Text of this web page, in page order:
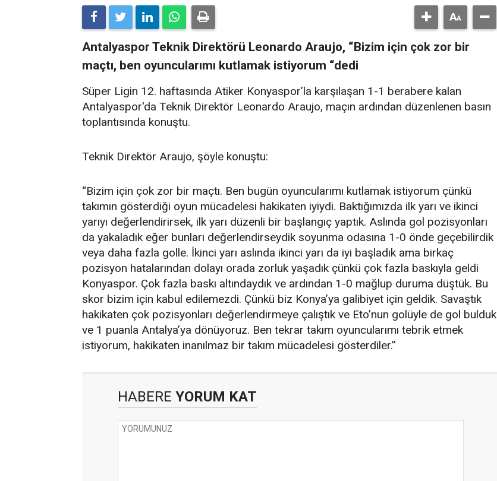
Antalyaspor Teknik Direktörü Leonardo Araujo, “Bizim için çok zor bir
maçtı, ben oyuncularımı kutlamak istiyorum “dedi
Süper Ligin 12. haftasında Atiker Konyaspor’la karşılaşan 1-1 berabere kalan
Antalyaspor'da Teknik Direktör Leonardo Araujo, maçın ardından düzenlenen basın
toplantısında konuştu.
Teknik Direktör Araujo, şöyle konuştu:
“Bizim için çok zor bir maçtı. Ben bugün oyuncularımı kutlamak istiyorum çünkü
takımın gösterdiği oyun mücadelesi hakikaten iyiydi. Baktığımızda ilk yarı ve ikinci
yarıyı değerlendirirsek, ilk yarı düzenli bir başlangıç yaptık. Aslında gol pozisyonları
da yakaladık eğer bunları değerlendirseydik soyunma odasına 1-0 önde geçebilirdik
veya daha fazla golle. İkinci yarı aslında ikinci yarı da iyi başladık ama birkaç
pozisyon hatalarından dolayı orada zorluk yaşadık çünkü çok fazla baskıyla geldi
Konyaspor. Çok fazla baskı altındaydık ve ardından 1-0 mağlup duruma düştük. Bu
skor bizim için kabul edilemezdi. Çünkü biz Konya’ya galibiyet için geldik. Savaştık
hakikaten çok pozisyonları değerlendirmeye çalıştık ve Eto’nun golüyle de gol bulduk
ve 1 puanla Antalya’ya dönüyoruz. Ben tekrar takım oyuncularımı tebrik etmek
istiyorum, hakikaten inanılmaz bir takım mücadelesi gösterdiler.”
HABERE YORUM KAT